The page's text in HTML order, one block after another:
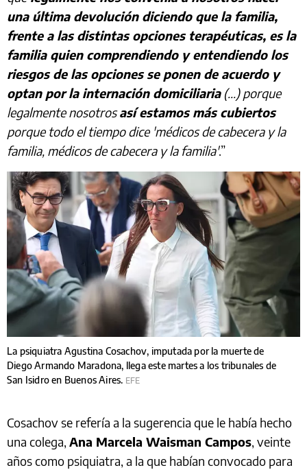
una última devolución diciendo que la familia,
frente a las distintas opciones terapéuticas, es la
familia quien comprendiendo y entendiendo los
riesgos de las opciones se ponen de acuerdo y
optan por la internación domiciliaria(...) porque
legalmente nosotrosasí estamos más cubiertos
porque todo el tiempo dice 'médicos de cabecera y la
familia, médicos de cabecera y la familia'.”
La psiquiatra Agustina Cosachov, imputada por la muerte de
Diego Armando Maradona, llega este martes a los tribunales de
San Isidro en Buenos Aires. EFE
Cosachov se refería a la sugerencia que le había hecho
una colega, Ana Marcela Waisman Campos, veinte
años como psiquiatra, a la que habían convocado para